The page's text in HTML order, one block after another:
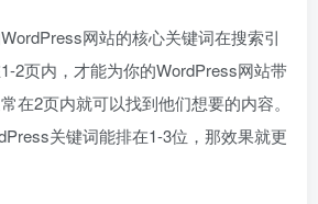
网站的核心关键词在搜索引
2页内，才能为你的WordPress网站带
在2页内就可以找到他们想要的内容。
关键词能排在1-3位，那效果就更